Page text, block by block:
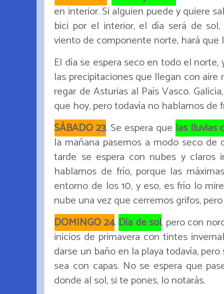
en interior. Si alguien puede y quiere
bici por el interior, el día será de
viento de componente norte, hará
El día se espera seco en todo el
las precipitaciones que llegan con
regar de Asturias al País Vasco.
que hoy, pero todavía no hablamos de
SÁBADO 23. Se espera que las lluvias
la mañana pasemos a modo seco
tarde se espera con nubes y
hablamos de frío, porque las
entorno de los 10, y eso, es frío lo
nube una vez que cerremos grifos,
DOMINGO 24. Día de sol, pero con
inicios de primavera con tintes
darse un baño en la playa todavía,
sea con capas. No se espera que
donde al sol, si te pones, lo notarás.